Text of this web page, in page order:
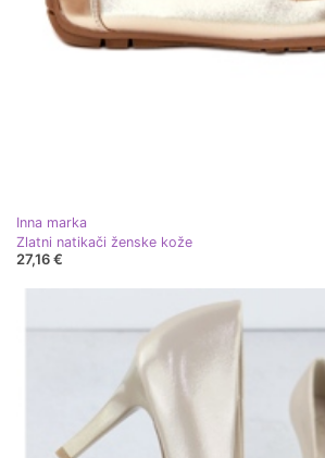
Inna marka
Zlatni natikači ženske kože
27,16 €